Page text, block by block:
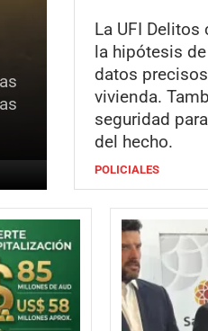
La UFI
la hipótesis
datos
vivienda.
seguridad
del hecho.
POLICIALES